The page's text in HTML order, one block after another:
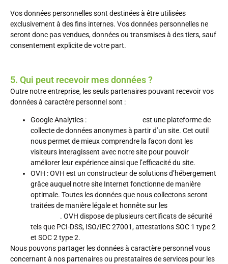
Vos données personnelles sont destinées à être utilisées
exclusivement à des fins internes. Vos données personnelles ne
seront donc pas vendues, données ou transmises à des tiers, sauf
consentement explicite de votre part.
5. Qui peut recevoir mes données ?
Outre notre entreprise, les seuls partenaires pouvant recevoir vos
données à caractère personnel sont :
Google Analytics :
est une plateforme de
collecte de données anonymes à partir d’un site. Cet outil
nous permet de mieux comprendre la façon dont les
visiteurs interagissent avec notre site pour pouvoir
améliorer leur expérience ainsi que l’efficacité du site.
OVH : OVH est un constructeur de solutions d’hébergement
grâce auquel notre site Internet fonctionne de manière
optimale. Toutes les données que nous collectons seront
traitées de manière légale et honnête sur les
. OVH dispose de plusieurs certificats de sécurité
tels que PCI-DSS, ISO/IEC 27001, attestations SOC 1 type 2
et SOC 2 type 2.
Nous pouvons partager les données à caractère personnel vous
concernant à nos partenaires ou prestataires de services pour les